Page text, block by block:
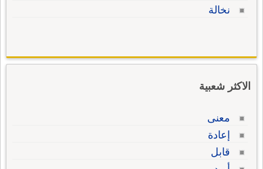
نخالة
الاكثر شعبية
معنى
إعادة
قابل